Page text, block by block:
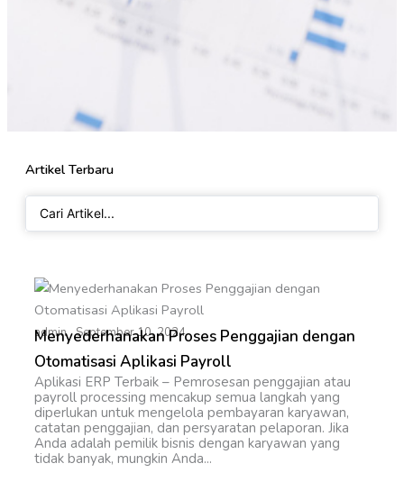
Artikel Terbaru
Search
admin September 10, 2024
Menyederhanakan Proses Penggajian dengan
Otomatisasi Aplikasi Payroll
Aplikasi ERP Terbaik – Pemrosesan penggajian atau
payroll processing mencakup semua langkah yang
diperlukan untuk mengelola pembayaran karyawan,
catatan penggajian, dan persyaratan pelaporan. Jika
Anda adalah pemilik bisnis dengan karyawan yang
tidak banyak, mungkin Anda...